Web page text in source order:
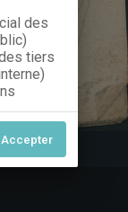
des
tiers
invitons
le type